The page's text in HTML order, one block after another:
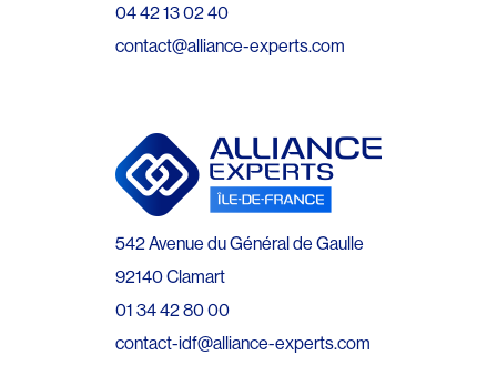
04 42 13 02 40
contact@alliance-experts.com
542 Avenue du Général de Gaulle
92140 Clamart
01 34 42 80 00
contact-idf@alliance-experts.com